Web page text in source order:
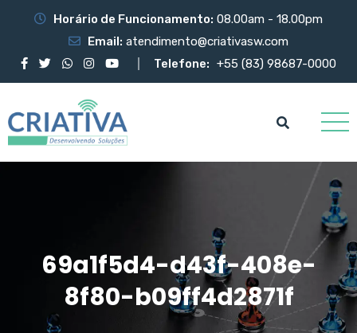
Horário de Funcionamento: 08.00am - 18.00pm
Email: atendimento@criativasw.com
Telefone: +55 (83) 98687-0000
69a1f5d4-d43f-408e-
8f80-b09ff4d2871f